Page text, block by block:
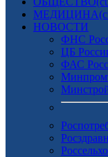
МЕДИЦИНА
НОВОСТИ
ФНС
ЦБ
ФАС